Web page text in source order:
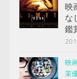
映
な
鑑
映
茉